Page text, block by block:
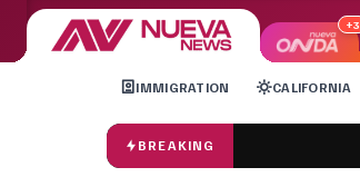
+3
IMMIGRATION CALIFORNIA
BREAKING